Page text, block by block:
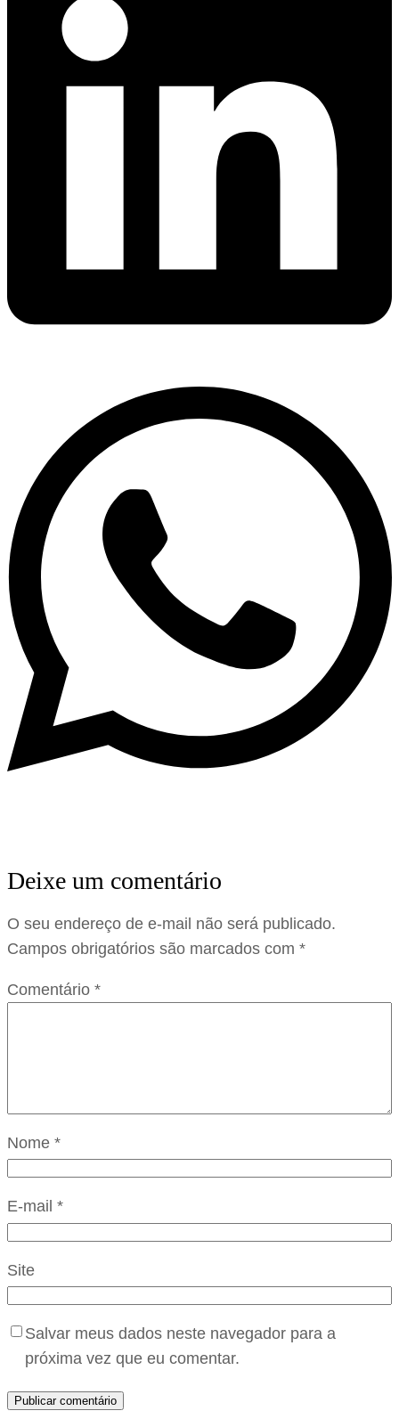
Deixe um comentário
O seu endereço de e-mail não será publicado.
Campos obrigatórios são marcados com *
Comentário *
Nome *
E-mail *
Site
Salvar meus dados neste navegador para a
próxima vez que eu comentar.